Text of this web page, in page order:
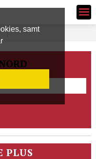
samt
PLUS